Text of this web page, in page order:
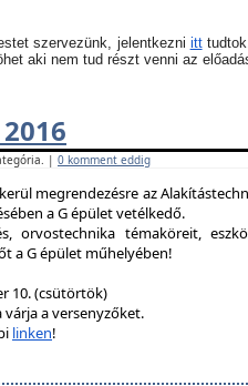
szervezünk, jelentkezni itt
aki nem tud részt venni az
| 0 komment eddig
megrendezésre az
a G épület vetélkedő.
orvostechnika témaköreit,
a G épület műhelyében!
10. (csütörtök)
a versenyzőket.
linken!